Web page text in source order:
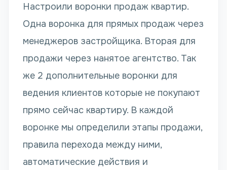
Настроили воронки продаж квартир.
Одна воронка для прямых продаж через
менеджеров застройщика. Вторая для
продажи через нанятое агентство. Так
же 2 дополнительные воронки для
ведения клиентов которые не покупают
прямо сейчас квартиру. В каждой
воронке мы определили этапы продажи,
правила перехода между ними,
автоматические действия и